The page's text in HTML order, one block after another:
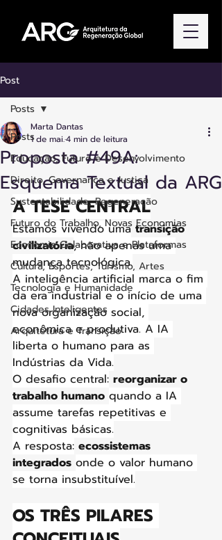
Post
Posts
Educação, Futuro e Desenvolvimento
Direito, Governança e Justiça
Sustentabilidade, Regeneração
Futuro do Trabalho, Novas Economias
Economia Colaborativa e Plataformas
Cultura, Esportes, Turismo, Artes
Tecnologia e Humanidade
Cidades Inteligentes
Arquitetura e Transição
Posts
Proposta #49A:
Esquema Textual da ARG
Marta Dantas
1 de mai.4 min de leitura
A TESE CENTRAL
Estamos vivendo uma transição
civilizatória, não apenas uma
mudança tecnológica.
A inteligência artificial marca o fim
da era industrial e o início de uma
nova organização social,
econômica e produtiva. A IA
liberta o humano para as
Indústrias da Vida.
O desafio central: reorganizar o
trabalho humano quando a IA
assume tarefas repetitivas e
cognitivas básicas.
A resposta: ecossistemas
integrados onde o valor humano
se torna insubstituível.
OS TRÊS PILARES